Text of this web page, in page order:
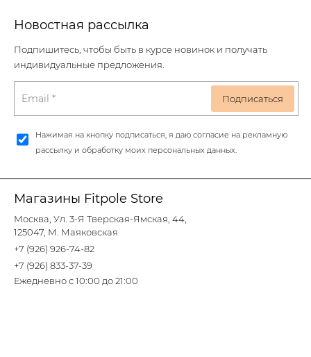
Магазины Fitpole Store
Москва, Ул. 3-Я Тверская-Ямская, 44,
125047, М. Маяковская
+7 (926) 926-74-82
+7 (926) 833-37-39
Ежедневно с 10:00 до 21:00
Новостная рассылка
Подпишитесь, чтобы быть в курсе новинок и получать
индивидуальные предложения.
Нажимая на кнопку подписаться, я даю согласие на рекламную
рассылку и обработку моих персональных данных.